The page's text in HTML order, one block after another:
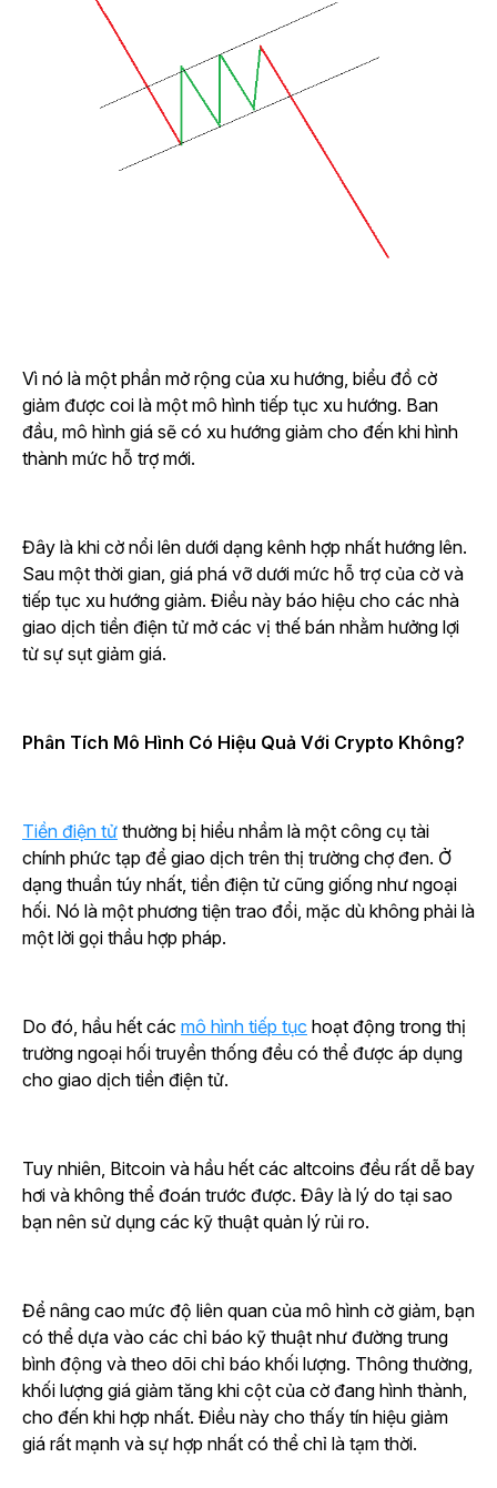
Vì nó là một phần mở rộng của xu hướng, biểu đồ cờ
giảm được coi là một mô hình tiếp tục xu hướng. Ban
đầu, mô hình giá sẽ có xu hướng giảm cho đến khi hình
thành mức hỗ trợ mới.
Đây là khi cờ nổi lên dưới dạng kênh hợp nhất hướng lên.
Sau một thời gian, giá phá vỡ dưới mức hỗ trợ của cờ và
tiếp tục xu hướng giảm. Điều này báo hiệu cho các nhà
giao dịch tiền điện tử mở các vị thế bán nhằm hưởng lợi
từ sự sụt giảm giá.
Phân Tích Mô Hình Có Hiệu Quả Với Crypto Không?
Tiền điện tử thường bị hiểu nhầm là một công cụ tài
chính phức tạp để giao dịch trên thị trường chợ đen. Ở
dạng thuần túy nhất, tiền điện tử cũng giống như ngoại
hối. Nó là một phương tiện trao đổi, mặc dù không phải là
một lời gọi thầu hợp pháp.
Do đó, hầu hết các mô hình tiếp tục hoạt động trong thị
trường ngoại hối truyền thống đều có thể được áp dụng
cho giao dịch tiền điện tử.
Tuy nhiên, Bitcoin và hầu hết các altcoins đều rất dễ bay
hơi và không thể đoán trước được. Đây là lý do tại sao
bạn nên sử dụng các kỹ thuật quản lý rủi ro.
Để nâng cao mức độ liên quan của mô hình cờ giảm, bạn
có thể dựa vào các chỉ báo kỹ thuật như đường trung
bình động và theo dõi chỉ báo khối lượng. Thông thường,
khối lượng giá giảm tăng khi cột của cờ đang hình thành,
cho đến khi hợp nhất. Điều này cho thấy tín hiệu giảm
giá rất mạnh và sự hợp nhất có thể chỉ là tạm thời.